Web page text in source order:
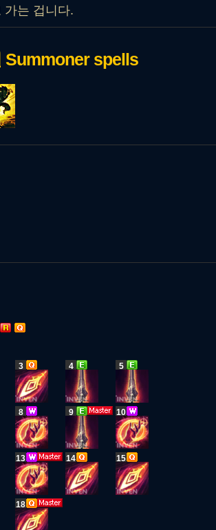
가는 겁니다.
Summoner spells
3 4 5
8 9 10
13 14 15
18